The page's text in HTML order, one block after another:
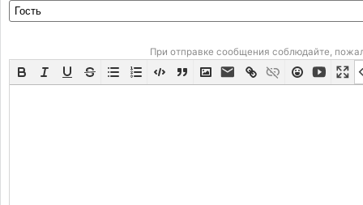
При отправке сообщения соблюдайте,